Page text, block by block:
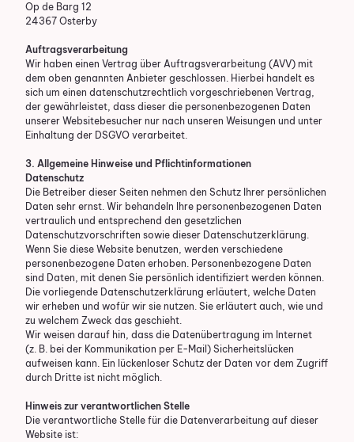
Op de Barg 12
24367 Osterby
Auftragsverarbeitung
Wir haben einen Vertrag über Auftragsverarbeitung (AVV) mit
dem oben genannten Anbieter geschlossen. Hierbei handelt es
sich um einen datenschutzrechtlich vorgeschriebenen Vertrag,
der gewährleistet, dass dieser die personenbezogenen Daten
unserer Websitebesucher nur nach unseren Weisungen und unter
Einhaltung der DSGVO verarbeitet.
3. Allgemeine Hinweise und Pflicht­informationen
Datenschutz
Die Betreiber dieser Seiten nehmen den Schutz Ihrer persönlichen
Daten sehr ernst. Wir behandeln Ihre personenbezogenen Daten
vertraulich und entsprechend den gesetzlichen
Datenschutzvorschriften sowie dieser Datenschutzerklärung.
Wenn Sie diese Website benutzen, werden verschiedene
personenbezogene Daten erhoben. Personenbezogene Daten
sind Daten, mit denen Sie persönlich identifiziert werden können.
Die vorliegende Datenschutzerklärung erläutert, welche Daten
wir erheben und wofür wir sie nutzen. Sie erläutert auch, wie und
zu welchem Zweck das geschieht.
Wir weisen darauf hin, dass die Datenübertragung im Internet
(z. B. bei der Kommunikation per E-Mail) Sicherheitslücken
aufweisen kann. Ein lückenloser Schutz der Daten vor dem Zugriff
durch Dritte ist nicht möglich.
Hinweis zur verantwortlichen Stelle
Die verantwortliche Stelle für die Datenverarbeitung auf dieser
Website ist: